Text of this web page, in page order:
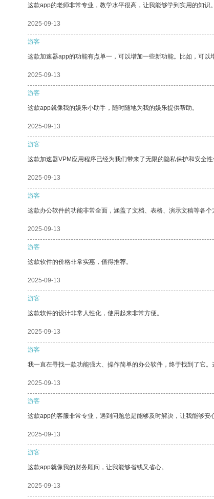
这款app的老师非常专业，教学水平很高，让我能够学到实用的知识。
2025-09-13
游客
这款加速器app的功能有点单一，可以增加一些新功能。比如，可
2025-09-13
游客
这款app就像我的娱乐小助手，随时随地为我的娱乐提供帮助。
2025-09-13
游客
这款加速器VPM应用程序已经为我们带来了无限的隐私保护和安全性
2025-09-13
游客
这款办公软件的功能非常全面，涵盖了文档、表格、演示文稿等各
2025-09-13
游客
这款软件的价格非常实惠，值得推荐。
2025-09-13
游客
这款软件的设计非常人性化，使用起来非常方便。
2025-09-13
游客
我一直在寻找一款功能强大、操作简单的办公软件，终于找到了它
2025-09-13
游客
这款app的客服非常专业，遇到问题总是能够及时解决，让我能够安
2025-09-13
游客
这款app就像我的财务顾问，让我能够省钱又省心。
2025-09-13